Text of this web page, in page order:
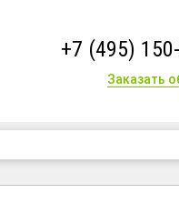
+7 (495)
Заказать